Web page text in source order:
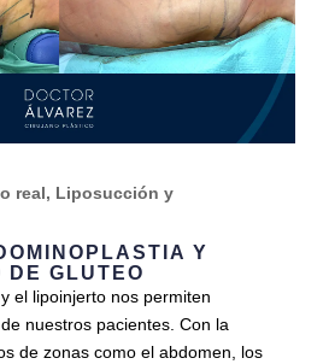
Y
DE GLUTEO
real, Liposucción y
el lipoinjerto nos permiten
nuestros pacientes. Con la
de zonas como el abdomen, los